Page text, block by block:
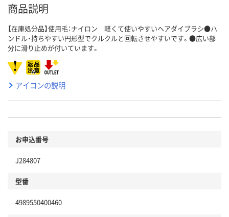
商品説明
【在庫処分品】使用毛：ナイロン 軽くて使いやすいヘアダイブラシ●ハ
ンドル・持ちやすい円形型でクルクルと回転させやすいです。●広い部
分に滑り止めが付いています。
アイコンの説明
お申込番号
J284807
型番
4989550400460